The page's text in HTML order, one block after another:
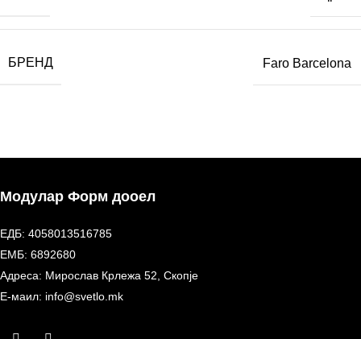
БРЕНД Faro Barcelona
Модулар Форм дооел
ЕДБ: 4058013516785
ЕМБ: 6892680
Адреса: Мирослав Крлежа 52, Скопје
Е-маил: info@svetlo.mk